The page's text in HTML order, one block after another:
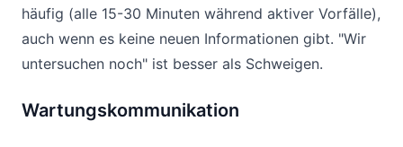
häufig (alle 15-30 Minuten während aktiver Vorfälle),
auch wenn es keine neuen Informationen gibt. "Wir
untersuchen noch" ist besser als Schweigen.
Wartungskommunikation